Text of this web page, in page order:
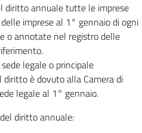
diritto annuale tutte le imprese
imprese al 1° gennaio di ogni
o annotate nel registro delle
legale o principale
è dovuto alla Camera di
legale al 1° gennaio.
del diritto annuale: